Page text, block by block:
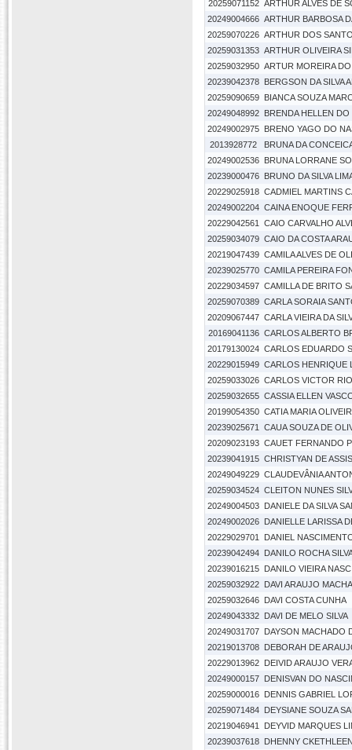
20259071152 ARTHUR ALVES DE
20249004666 ARTHUR BARBOSA
20259070226 ARTHUR DOS
20259031353 ARTHUR OLIVEIRA
20259032950 ARTUR MOREIRA
20239042378 BERGSON DA SILVA
20259090659 BIANCA SOUZA
20249048992 BRENDA HELLEN
20249002975 BRENO YAGO DO
2013928772
BRUNA DA
20249002536 BRUNA LORRANE
20239000476 BRUNO DA SILVA
20229025918 CADMIEL MARTINS
20249002204 CAINA ENOQUE
20229042561
CAIO CARVALHO
20259034079 CAIO DA COSTA
20219047439 CAMILA ALVES DE
20239025770 CAMILA PEREIRA
20229034597 CAMILLA DE BRITO
20259070389 CARLA SORAIA
20209067447 CARLA VIEIRA DA
20169041136 CARLOS ALBERTO
20179130024 CARLOS EDUARDO
20229015949 CARLOS HENRIQUE
20259033026 CARLOS VICTOR
20259032655 CASSIA ELLEN
20199054350 CATIA MARIA
20239025671
CAUA SOUZA DE
20209023193 CAUET FERNANDO
20239041915 CHRISTYAN DE
20249049229 CLAUDEVÂNIA
20259034524 CLEITON NUNES
20249004503 DANIELE DA SILVA
20249002026 DANIELLE LARISSA
20229029701
DANIEL
20239042494 DANILO ROCHA
20239016215 DANILO VIEIRA
20259032922 DAVI ARAUJO
20259032646 DAVI COSTA CUNHA
20249043332 DAVI DE MELO SILVA
20249031707 DAYSON MACHADO
20219013708 DEBORAH DE
20229013962 DEIVID ARAUJO
20249000157 DENISVAN DO
20259000016 DENNIS GABRIEL
20259071484 DEYSIANE SOUZA
20219046941
DEYVID MARQUES
20239037618 DHENNY